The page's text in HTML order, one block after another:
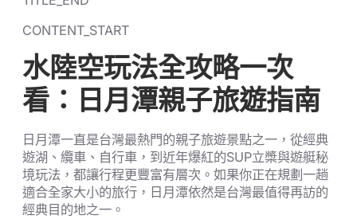
CONTENT_START
水陸空玩法全攻略一次
看：日月潭親子旅遊指南
日月潭一直是台灣最熱門的親子旅遊景點之一，從經典
遊湖、纜車、自行車，到近年爆紅的SUP立槳與遊艇秘
境玩法，都讓行程更豐富有層次。如果你正在規劃一趟
適合全家大小的旅行，日月潭依然是台灣最值得再訪的
經典目的地之一。